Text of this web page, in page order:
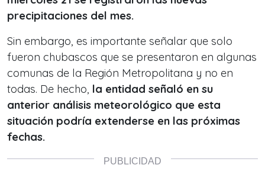
precipitaciones del mes.
Sin embargo, es importante señalar que solo
fueron chubascos que se presentaron en algunas
comunas de la Región Metropolitana y no en
todas. De hecho, la entidad señaló en su
anterior análisis meteorológico que esta
situación podría extenderse en las próximas
fechas.